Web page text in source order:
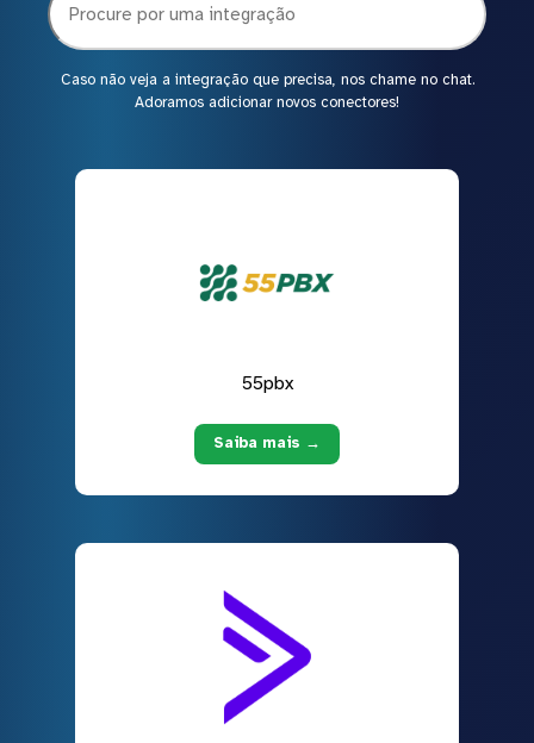
Caso não veja a integração que precisa, nos chame no chat.
Adoramos adicionar novos conectores!
55pbx
Saiba mais →